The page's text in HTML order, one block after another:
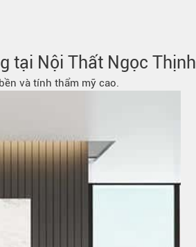
tại Nội Thất Ngọc Thịnh
và tính thẩm mỹ cao.